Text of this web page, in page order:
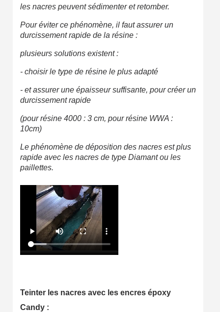
les nacres peuvent sédimenter et retomber.
Pour éviter ce phénomène, il faut assurer un
durcissement rapide de la résine :
plusieurs solutions existent :
- choisir le type de résine le plus adapté
- et assurer une épaisseur suffisante, pour créer un
durcissement rapide
(pour résine 4000 : 3 cm, pour résine WWA :
10cm)
Le phénomène de déposition des nacres est plus
rapide avec les nacres de type Diamant ou les
paillettes.
Teinter les nacres avec les encres époxy
Candy :